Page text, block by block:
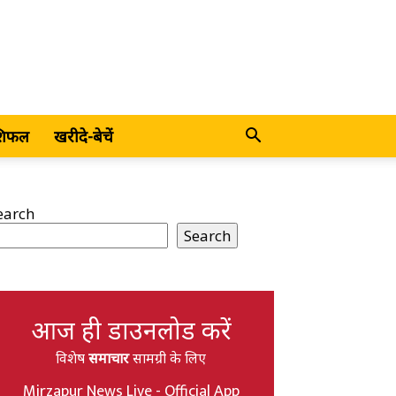
खरीदे-बेचें
Search
आज ही डाउनलोड करें
विशेषसमाचारसामग्री के लिए